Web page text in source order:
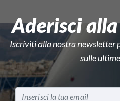
Aderisci
Iscriviti alla nostra newsletter
sulle